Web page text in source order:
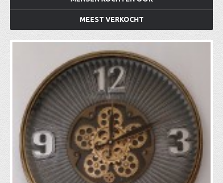
MEEST VERKOCHT